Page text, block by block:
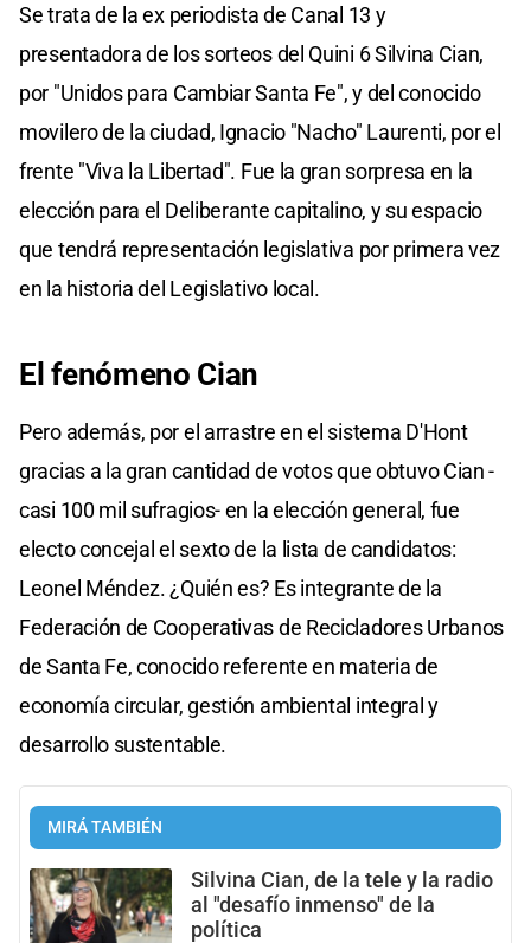
Se trata de la ex periodista de Canal 13 y
presentadora de los sorteos del Quini 6 Silvina Cian,
por "Unidos para Cambiar Santa Fe", y del conocido
movilero de la ciudad, Ignacio "Nacho" Laurenti, por el
frente "Viva la Libertad". Fue la gran sorpresa en la
elección para el Deliberante capitalino, y su espacio
que tendrá representación legislativa por primera vez
en la historia del Legislativo local.
El fenómeno Cian
Pero además, por el arrastre en el sistema D'Hont
gracias a la gran cantidad de votos que obtuvo Cian -
casi 100 mil sufragios- en la elección general, fue
electo concejal el sexto de la lista de candidatos:
Leonel Méndez. ¿Quién es? Es integrante de la
Federación de Cooperativas de Recicladores Urbanos
de Santa Fe, conocido referente en materia de
economía circular, gestión ambiental integral y
desarrollo sustentable.
MIRÁ TAMBIÉN
Silvina Cian, de la tele y la radio
al "desafío inmenso" de la
política